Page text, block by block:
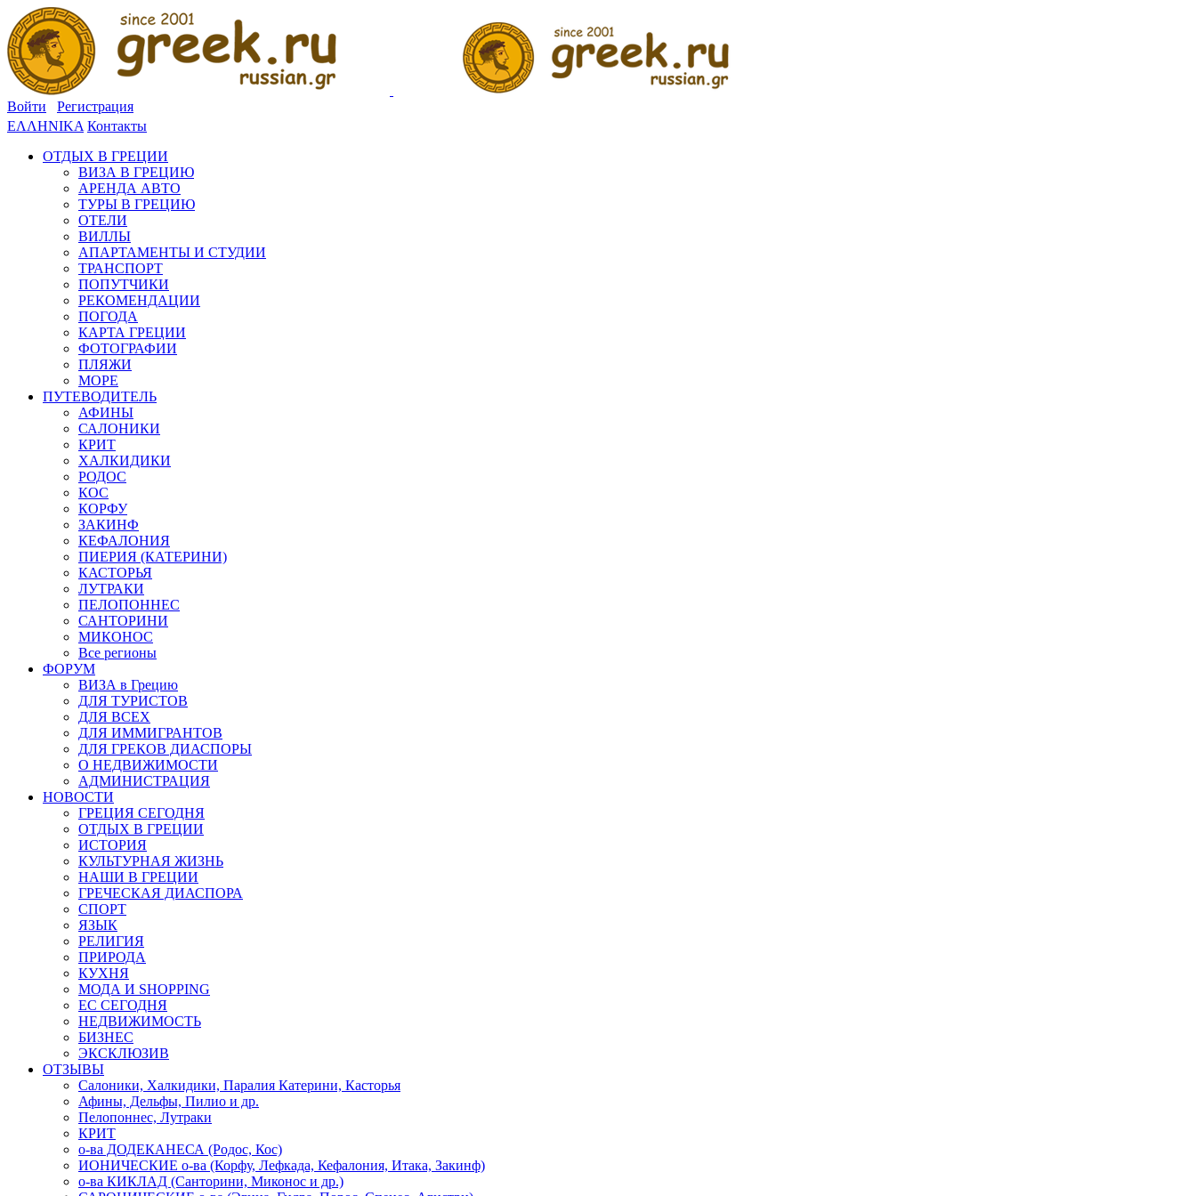
Войти
Регистрация
ΕΛΛΗΝΙΚΑ Контакты
ОТДЫХ В ГРЕЦИИ
ВИЗА В ГРЕЦИЮ
АРЕНДА АВТО
ТУРЫ В ГРЕЦИЮ
ОТЕЛИ
ВИЛЛЫ
АПАРТАМЕНТЫ И СТУДИИ
ТРАНСПОРТ
ПОПУТЧИКИ
РЕКОМЕНДАЦИИ
ПОГОДА
КАРТА ГРЕЦИИ
ФОТОГРАФИИ
ПЛЯЖИ
МОРЕ
ПУТЕВОДИТЕЛЬ
АФИНЫ
САЛОНИКИ
КРИТ
ХАЛКИДИКИ
РОДОС
КОС
КОРФУ
ЗАКИНФ
КЕФАЛОНИЯ
ПИЕРИЯ (КАТЕРИНИ)
КАСТОРЬЯ
ЛУТРАКИ
ПЕЛОПОННЕС
САНТОРИНИ
МИКОНОС
Все регионы
ФОРУМ
ВИЗА в Грецию
ДЛЯ ТУРИСТОВ
ДЛЯ ВСЕХ
ДЛЯ ИММИГРАНТОВ
ДЛЯ ГРЕКОВ ДИАСПОРЫ
О НЕДВИЖИМОСТИ
АДМИНИСТРАЦИЯ
НОВОСТИ
ГРЕЦИЯ СЕГОДНЯ
ОТДЫХ В ГРЕЦИИ
ИСТОРИЯ
КУЛЬТУРНАЯ ЖИЗНЬ
НАШИ В ГРЕЦИИ
ГРЕЧЕСКАЯ ДИАСПОРА
СПОРТ
ЯЗЫК
РЕЛИГИЯ
ПРИРОДА
КУХНЯ
МОДА И SHOPPING
ЕС СЕГОДНЯ
НЕДВИЖИМОСТЬ
БИЗНЕС
ЭКСКЛЮЗИВ
ОТЗЫВЫ
Салоники, Халкидики, Паралия Катерини, Касторья
Афины, Дельфы, Пилио и др.
Пелопоннес, Лутраки
КРИТ
о-ва ДОДЕКАНЕСА (Родос, Кос)
ИОНИЧЕСКИЕ о-ва (Корфу, Лефкада, Кефалония, Итака, Закинф)
о-ва КИКЛАД (Санторини, Миконос и др.)